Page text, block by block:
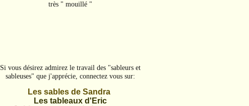
très " mouillé "
Si vous désirez admirez le travail des "sableurs et
sableuses" que j'apprécie, connectez vous sur:
Les sables de Sandra
Les tableaux d'Eric